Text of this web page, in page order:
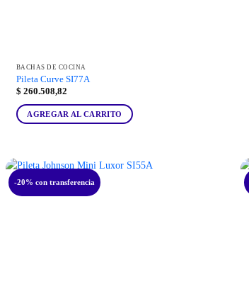
BACHAS DE COCINA
Pileta Curve SI77A
$ 260.508,82
AGREGAR AL CARRITO
-20% con transferencia